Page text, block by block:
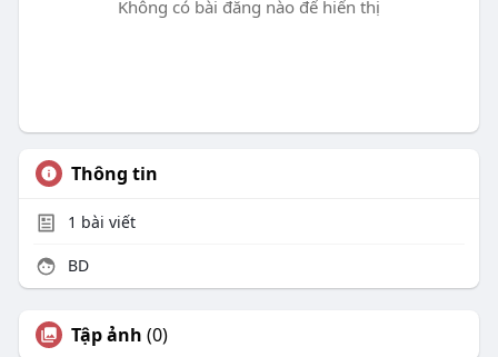
Không có bài đăng nào để hiển thị
Thông tin
1 bài viết
BD
Tập ảnh (0)